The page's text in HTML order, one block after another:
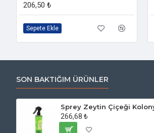
206,50 ₺
Sepete Ekle
SON BAKTIĞIM ÜRÜNLER
266,68 ₺